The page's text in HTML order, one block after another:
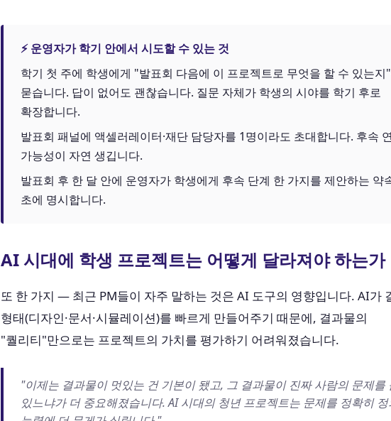
⚡ 운영자가 학기 안에서 시도할 수 있는 것
학기 첫 주에 학생에게 "발표회 다음에 이 프로젝트로 무엇을 할 수 있는지
묻습니다. 답이 없어도 괜찮습니다. 질문 자체가 학생의 시야를 학기 후로
확장합니다.
발표회 패널에 액셀러레이터·재단 담당자를 1명이라도 초대합니다. 후속
가능성이 자연 생깁니다.
발표회 후 한 달 안에 운영자가 학생에게 후속 단계 한 가지를 제안하는 약
초에 명시합니다.
AI 시대에 학생 프로젝트는 어떻게 달라져야 하는가
또 한 가지 — 최근 PM들이 자주 말하는 것은 AI 도구의 영향입니다. AI가
형태(디자인·문서·시뮬레이션)를 빠르게 만들어주기 때문에, 결과물의
"퀄리티"만으로는 프로젝트의 가치를 평가하기 어려워졌습니다.
"이제는 결과물이 멋있는 건 기본이 됐고, 그 결과물이 진짜 사람의 문제를
있느냐가 더 중요해졌습니다. AI 시대의 청년 프로젝트는 문제를 정확히